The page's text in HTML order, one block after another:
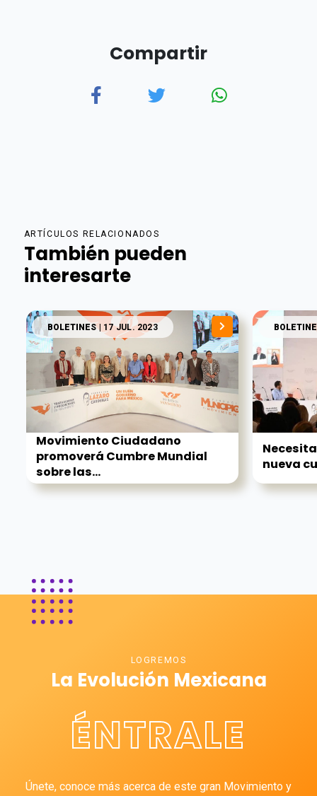
Compartir
ARTÍCULOS RELACIONADOS
También pueden
interesarte
BOLETINES| 17 JUL. 2023
Movimiento Ciudadano
promoverá Cumbre Mundial
sobre las...
nueva
LOGREMOS
La Evolución Mexicana
ÉNTRALE
Únete, conoce más acerca de este gran Movimiento y